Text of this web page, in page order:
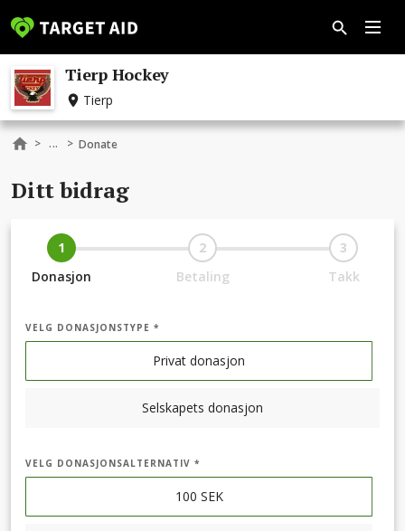
Tierp Hockey
Tierp
> ... > Donate
Ditt bidrag
1
Donasjon
2
Betaling
3
Takk
VELG DONASJONSTYPE *
Privat donasjon
Selskapets donasjon
VELG DONASJONSALTERNATIV *
100 SEK